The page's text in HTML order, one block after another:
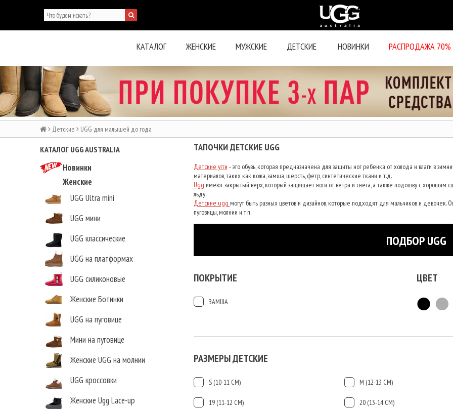
КАТАЛОГ ЖЕНСКИЕ МУЖСКИЕ ДЕТСКИЕ НОВИНКИ РАСПРОДАЖА 70%
Детские UGG для малышей до года
КАТАЛОГ UGG AUSTRALIA
Новинки
Женские
UGG Ultra mini
UGG мини
UGG классические
UGG на платформах
UGG силиконовые
Женские Ботинки
UGG на пуговице
Мини на пуговице
Женские UGG на молнии
UGG кроссовки
Женские Ugg Lace-up
ТАПОЧКИ ДЕТСКИЕ UGG
Детские угги - это обувь, которая предназначена для защиты ног ребенка от холода и влаги в
материалов, таких как кожа, замша, шерсть, фетр, синтетические ткани и т.д.
Ugg имеют закрытый верх, который защищает ноги от ветра и снега, а также подошву с хорошим
льду.
Детские ugg могут быть разных цветов и дизайнов, которые подходят для мальчиков и девочек.
пуговицы, молнии и т.п.
ПОДБОР UGG
ПОКРЫТИЕ
ЗАМША
ЦВЕТ
РАЗМЕРЫ ДЕТСКИЕ
S (10-11 СМ)
19 (11-12 СМ)
М (12-13 СМ)
20 (13-14 СМ)